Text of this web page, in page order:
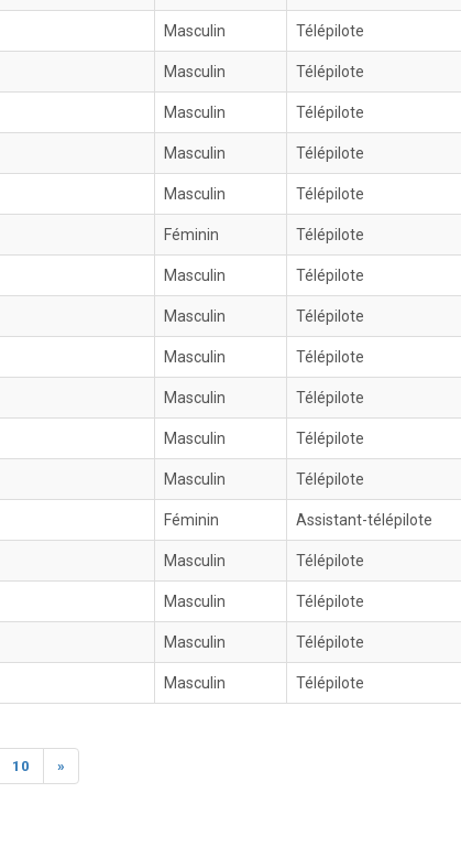
Masculin Télépilote
Masculin Télépilote
Masculin Télépilote
Masculin Télépilote
Masculin Télépilote
Féminin Télépilote
Masculin Télépilote
Masculin Télépilote
Masculin Télépilote
Masculin Télépilote
Masculin Télépilote
Masculin Télépilote
Féminin Assistant-télépilote
Masculin Télépilote
Masculin Télépilote
Masculin Télépilote
Masculin Télépilote
10 »